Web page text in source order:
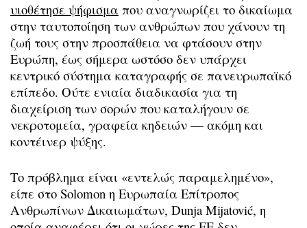
υιοθέτησε ψήφισμα που αναγνωρίζει το δικαίωμα
στην ταυτοποίηση των ανθρώπων που χάνουν τη
ζωή τους στην προσπάθεια να φτάσουν στην
Ευρώπη, έως σήμερα ωστόσο δεν υπάρχει
κεντρικό σύστημα καταγραφής σε πανευρωπαϊκό
επίπεδο. Ούτε ενιαία διαδικασία για τη
διαχείριση των σορών που καταλήγουν σε
νεκροτομεία, γραφεία κηδειών — ακόμη και
κοντέινερ ψύξης.
Το πρόβλημα είναι «εντελώς παραμελημένο»,
είπε στο Solomon η Ευρωπαία Επίτροπος
Ανθρωπίνων Δικαιωμάτων, Dunja Mijatović, η